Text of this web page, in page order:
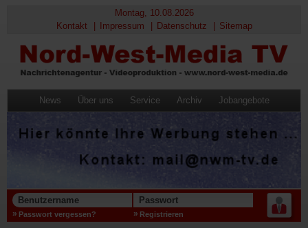
Montag, 10.08.2026
Kontakt
Impressum Datenschutz Sitemap
News Über uns Service Archiv Jobangebote
Benutzername Passwort
Passwort vergessen? Registrieren